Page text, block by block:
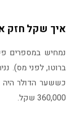
איך שקל חזק
נמחיש במספרים
360,000 שקל.